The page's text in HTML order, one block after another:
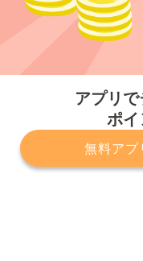
アプリ
ポイ
無料アプ
プライバシーポ
サービスに関しての